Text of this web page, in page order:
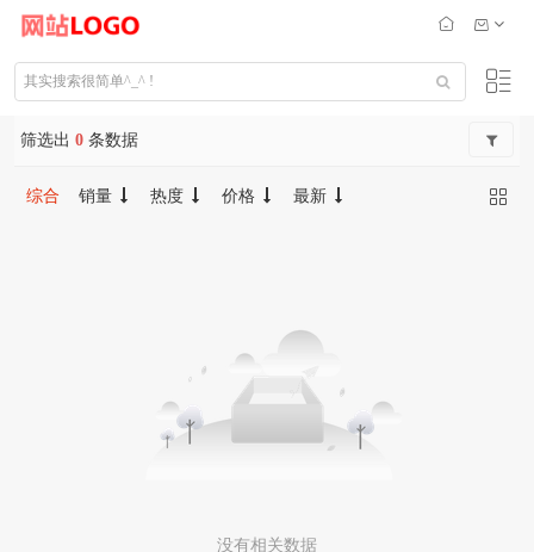
筛选出 0 条数据
综合 销量 热度 价格 最新
没有相关数据